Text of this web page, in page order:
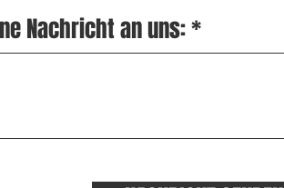
Nachricht an uns: